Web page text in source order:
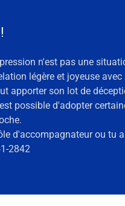
n'est pas une
légère et joyeuse
apporter son lot de
possible d'adopter
d'accompagnateur ou tu
2842